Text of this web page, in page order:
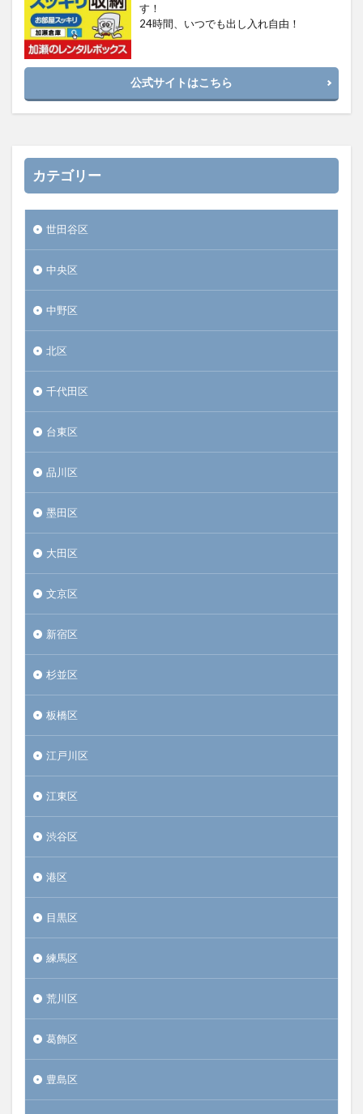
す！
24時間、いつでも出し入れ自由！
公式サイトはこちら
カテゴリー
世田谷区
中央区
中野区
北区
千代田区
台東区
品川区
墨田区
大田区
文京区
新宿区
杉並区
板橋区
江戸川区
江東区
渋谷区
港区
目黒区
練馬区
荒川区
葛飾区
豊島区